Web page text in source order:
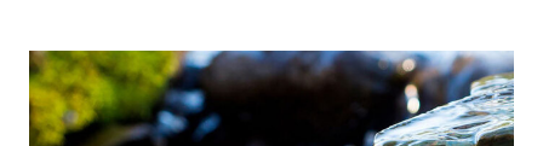
SKÜMA
WATER
:
MA